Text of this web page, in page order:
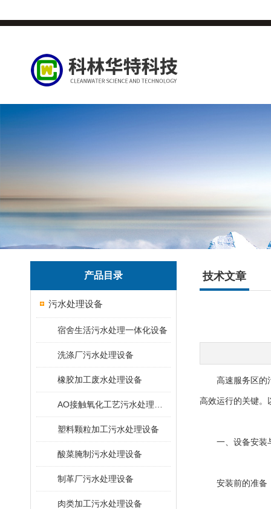
产品目录
污水处理设备
宿舍生活污水处理一体化设备
洗涤厂污水处理设备
橡胶加工废水处理设备
塑料颗粒加工污水处理设备
酸菜腌制污水处理设备
制革厂污水处理设备
肉类加工污水处理设备
技术文章
高速服务区的污
高效运行的关键。
一、设备安装
安装前的准备